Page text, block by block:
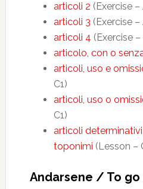
articoli 2 (Exercise –
articoli 3 (Exercise –
articoli 4 (Exercise –
articolo, con o
articoli, uso e
C1)
articoli, uso o
C1)
articoli
toponimi (Lesson –
Andarsene / To go